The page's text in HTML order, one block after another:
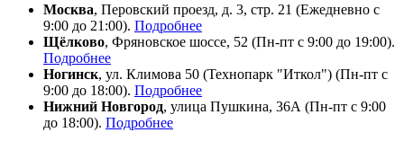
Москва, Перовский проезд, д. 3, стр. 21 (Ежедневно с
9:00 до 21:00). Подробнее
Щёлково, Фряновское шоссе, 52 (Пн-пт с 9:00 до 19:00).
Подробнее
Ногинск, ул. Климова 50 (​Технопарк "Иткол") (Пн-пт с
9:00 до 18:00). Подробнее
Нижний Новгород, улица Пушкина, 36А (Пн-пт с 9:00
до 18:00). Подробнее